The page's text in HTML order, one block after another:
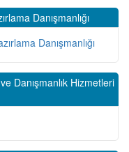
Danışmanlığı
Danışmanlık Hizmetleri